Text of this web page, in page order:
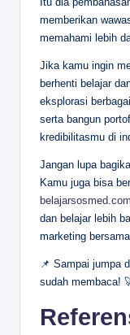
memberikan
memahami lebih
Jika kamu ingin
berhenti belajar
eksplorasi
serta bangun
kredibilitasmu di
Jangan lupa
Kamu juga bisa
belajarsosmed.com
dan belajar lebih
marketing
📌 Sampai jumpa
sudah membaca!